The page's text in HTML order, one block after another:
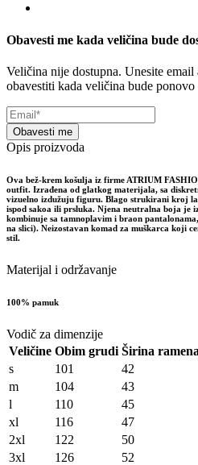
Obavesti me kada veličina bude
Veličina nije dostupna. Unesite email
obavestiti kada veličina bude ponovo
Obavesti me
Opis proizvoda
Ova bež-krem košulja iz firme ATRIUM
outfit. Izrađena od glatkog materijala, sa
vizuelno izdužuju figuru. Blago strukirani kroj
ispod sakoa ili prsluka. Njena neutralna boja je
kombinuje sa tamnoplavim i braon
na slici). Neizostavan komad za muškarca koji
stil.
Materijal i održavanje
100% pamuk
Vodič za dimenzije
Veličine Obim grudi Širina ramena
s
101 42
m
104 43
l
110 45
xl
116 47
2xl
122 50
3xl
126 52